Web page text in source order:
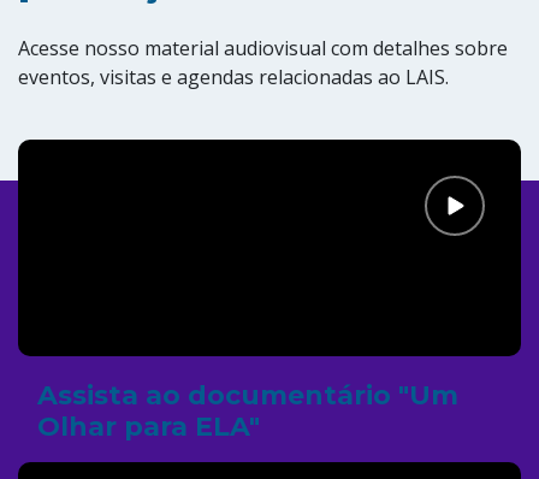
Acesse nosso material audiovisual com detalhes sobre
eventos, visitas e agendas relacionadas ao LAIS.
Assista ao documentário "Um
Olhar para ELA"